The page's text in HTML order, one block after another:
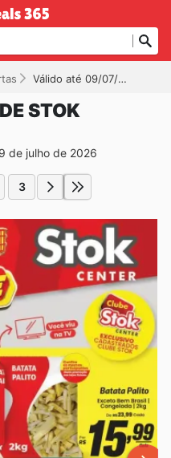
Válido até 09/07/2026
STOK
de julho de 2026
3